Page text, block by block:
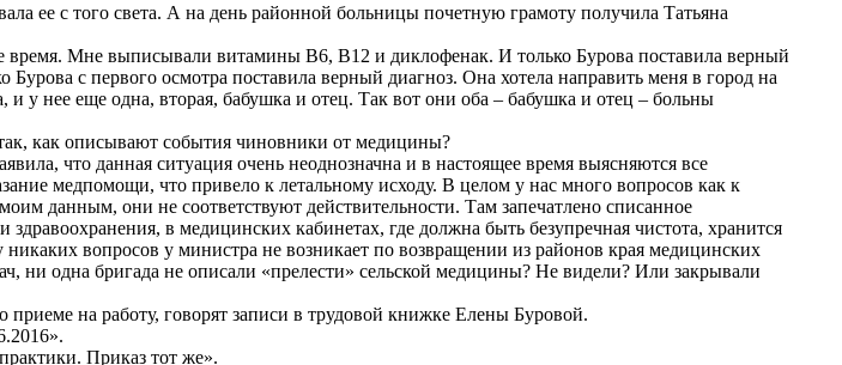
ее с того света. А на день районной больницы почетную грамоту получила Татьяна
Мне выписывали витамины B6, B12 и диклофенак. И только Бурова поставила верный
с первого осмотра поставила верный диагноз. Она хотела направить меня в город на
у нее еще одна, вторая, бабушка и отец. Так вот они оба – бабушка и отец – больны
как описывают события чиновники от медицины?
что данная ситуация очень неоднозначна и в настоящее время выясняются все
медпомощи, что привело к летальному исходу. В целом у нас много вопросов как к
данным, они не соответствуют действительности. Там запечатлено списанное
в медицинских кабинетах, где должна быть безупречная чистота, хранится
вопросов у министра не возникает по возвращении из районов края медицинских
ни одна бригада не описали «прелести» сельской медицины? Не видели? Или закрывали
на работу, говорят записи в трудовой книжке Елены Буровой.
Приказ тот же».